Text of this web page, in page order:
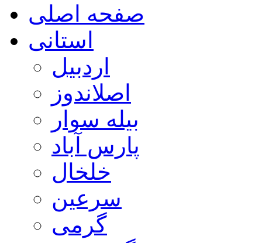
صفحه اصلی
استانی
اردبیل
اصلاندوز
بیله سوار
پارس آباد
خلخال
سرعین
گرمی